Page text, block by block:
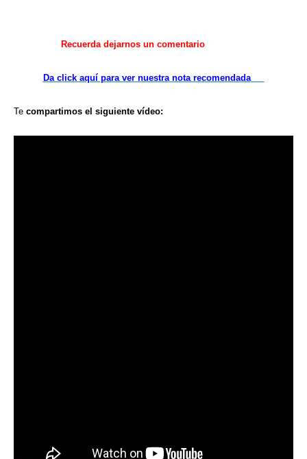
Recuerda dejarnos un comentario
Da click aquí para ver nuestra nota recomendada
Te compartimos el siguiente vídeo: